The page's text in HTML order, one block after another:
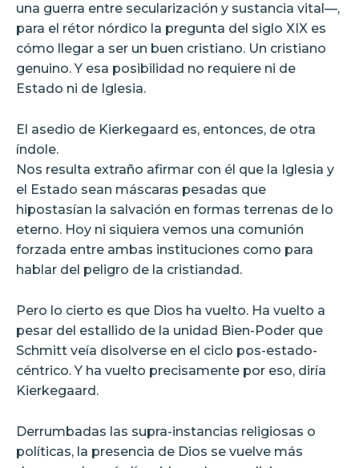
una guerra entre secularización y sustancia vital—,
para el rétor nórdico la pregunta del siglo XIX es
cómo llegar a ser un buen cristiano. Un cristiano
genuino. Y esa posibilidad no requiere ni de
Estado ni de Iglesia.
El asedio de Kierkegaard es, entonces, de otra
índole.
Nos resulta extraño afirmar con él que la Iglesia y
el Estado sean máscaras pesadas que
hipostasían la salvación en formas terrenas de lo
eterno. Hoy ni siquiera vemos una comunión
forzada entre ambas instituciones como para
hablar del peligro de la cristiandad.
Pero lo cierto es que Dios ha vuelto. Ha vuelto a
pesar del estallido de la unidad Bien-Poder que
Schmitt veía disolverse en el ciclo pos-estado-
céntrico. Y ha vuelto precisamente por eso, diría
Kierkegaard.
Derrumbadas las supra-instancias religiosas o
políticas, la presencia de Dios se vuelve más